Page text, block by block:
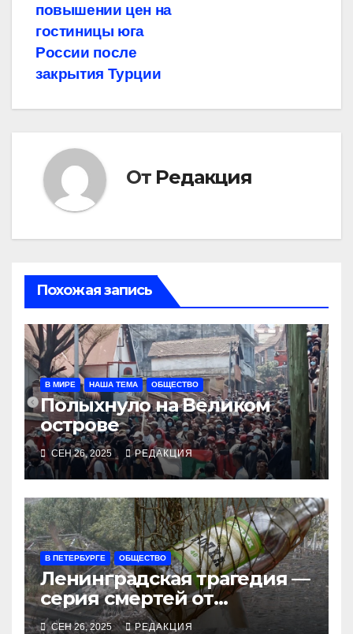
записям
повышении цен на
гостиницы юга
России после
закрытия Турции
От Редакция
Похожая запись
В МИРЕ НАША ТЕМА ОБЩЕСТВО
Полыхнуло на Великом
острове
СЕН 26, 2025 РЕДАКЦИЯ
В ПЕТЕРБУРГЕ ОБЩЕСТВО
Ленинградская трагедия —
серия смертей от
алкосуррогата
СЕН 26, 2025 РЕДАКЦИЯ